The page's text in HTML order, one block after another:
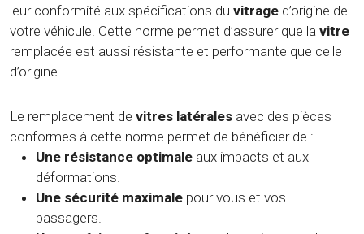
leur conformité aux spécifications du vitrage d’origine de
votre véhicule. Cette norme permet d’assurer que la vitre
remplacée est aussi résistante et performante que celle
d’origine.
Le remplacement de vitres latérales avec des pièces
conformes à cette norme permet de bénéficier de :
Une résistance optimale aux impacts et aux
déformations.
Une sécurité maximale pour vous et vos
passagers.